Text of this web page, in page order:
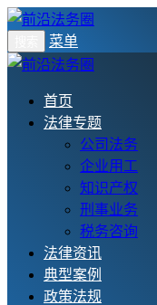
菜单
首页
法律专题
公司法务
企业用工
知识产权
刑事业务
税务咨询
法律资讯
典型案例
政策法规